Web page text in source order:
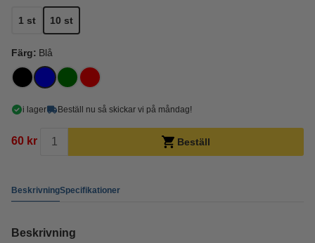
1 st 10 st
Färg: Blå
i lager Beställ nu så skickar vi på måndag!
60 kr Beställ
BeskrivningSpecifikationer
Beskrivning